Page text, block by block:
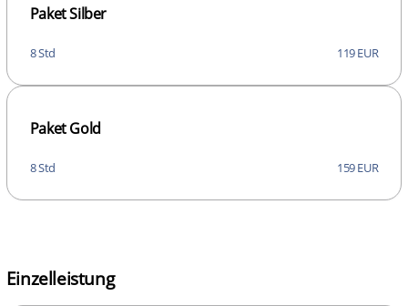
Paket Silber
8 Std 119 EUR
Paket Gold
8 Std 159 EUR
Einzelleistung